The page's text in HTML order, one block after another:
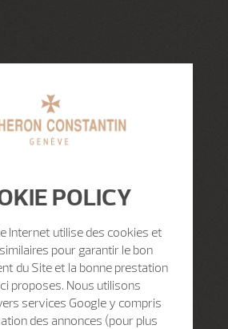
POLICY
Internet utilise des cookies et
pour garantir le bon
du Site et la bonne prestation
proposes. Nous utilisons
services Google y compris
des annonces (pour plus